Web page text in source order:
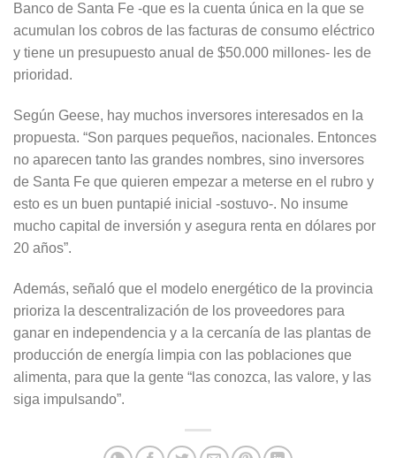
Banco de Santa Fe -que es la cuenta única en la que se
acumulan los cobros de las facturas de consumo eléctrico
y tiene un presupuesto anual de $50.000 millones- les de
prioridad.
Según Geese, hay muchos inversores interesados en la
propuesta. “Son parques pequeños, nacionales. Entonces
no aparecen tanto las grandes nombres, sino inversores
de Santa Fe que quieren empezar a meterse en el rubro y
esto es un buen puntapié inicial -sostuvo-. No insume
mucho capital de inversión y asegura renta en dólares por
20 años”.
Además, señaló que el modelo energético de la provincia
prioriza la descentralización de los proveedores para
ganar en independencia y a la cercanía de las plantas de
producción de energía limpia con las poblaciones que
alimenta, para que la gente “las conozca, las valore, y las
siga impulsando”.